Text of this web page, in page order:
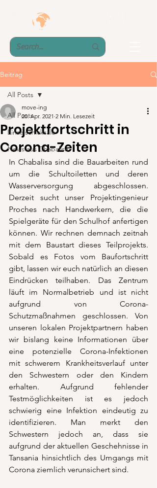
Beitrag
All Posts
Einzelschicksale
News aus Chabalisa
All Posts
Projektfortschritt in
Corona-Zeiten
move-ing
20. Apr. 2021 2 Min. Lesezeit
In Chabalisa sind die Bauarbeiten rund
um die Schultoiletten und deren
Wasserversorgung abgeschlossen.
Derzeit sucht unser Projektingenieur
Proches nach Handwerkern, die die
Spielgeräte für den Schulhof anfertigen
können. Wir rechnen demnach zeitnah
mit dem Baustart dieses Teilprojekts.
Sobald es Fotos vom Baufortschritt
gibt, lassen wir euch natürlich an diesen
Eindrücken teilhaben. Das Zentrum
läuft im Normalbetrieb und ist nicht
aufgrund von Corona-
Schutzmaßnahmen geschlossen. Von
unseren lokalen Projektpartnern haben
wir bislang keine Informationen über
eine potenzielle Corona-Infektionen
mit schwerem Krankheitsverlauf unter
den Schwestern oder den Kindern
erhalten. Aufgrund fehlender
Testmöglichkeiten ist es jedoch
schwierig eine Infektion eindeutig zu
identifizieren. Man merkt den
Schwestern jedoch an, dass sie
aufgrund der aktuellen Geschehnisse in
Tansania hinsichtlich des Umgangs mit
Corona ziemlich verunsichert sind.